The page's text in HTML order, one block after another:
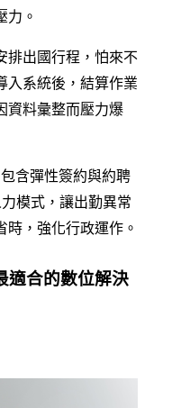
力。
排出國行程，怕來不
入系統後，結算作業
資料彙整而壓力爆
含彈性簽約與約聘
模式，讓出勤異常
時，強化行政運作。
適合的數位解決